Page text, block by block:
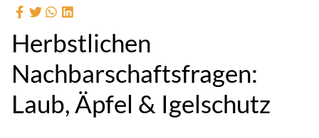
Herbstlichen
Nachbarschaftsfragen:
Laub, Äpfel & Igelschutz